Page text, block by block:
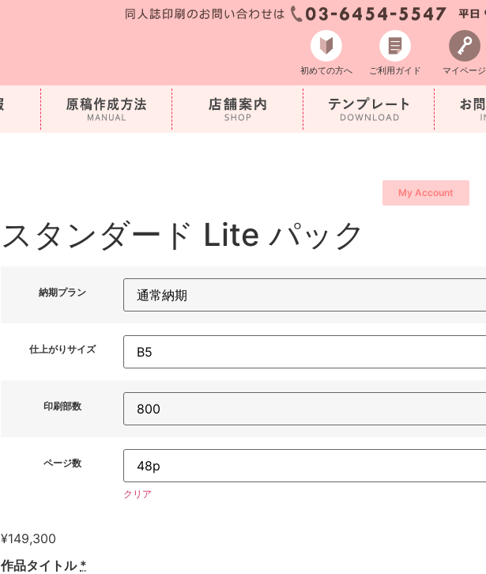
初めての方へ ご利用ガイド マイページ
My Account
スタンダード Lite パック
納期プラン
仕上がりサイズ
印刷部数
ページ数
クリア
¥149,300
作品タイトル *